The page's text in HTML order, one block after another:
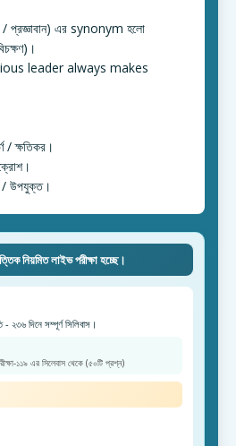
/ প্রজ্ঞাবান) এর synonym হলো
leader always makes
/ ক্ষতিকর।
/ উপযুক্ত।
নিয়মিত লাইভ পরীক্ষা হচ্ছে।
২৩৬ দিনে সম্পূর্ণ সিলিবাস।
১১৯ এর সিলেবাস থেকে (৫০টি প্রশ্ন)